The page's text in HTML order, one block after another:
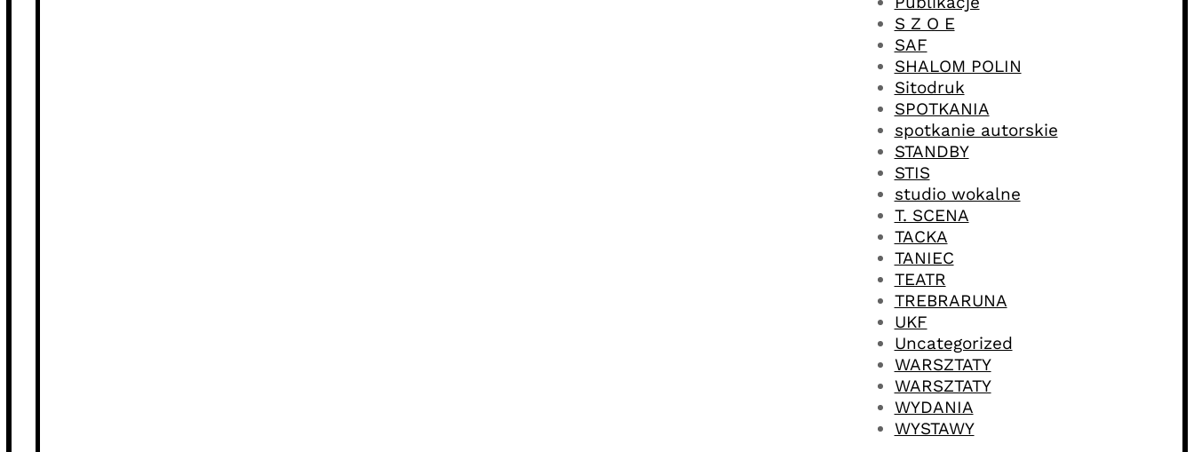
S Z O E
SAF
SHALOM POLIN
Sitodruk
SPOTKANIA
spotkanie autorskie
STANDBY
STIS
studio wokalne
T. SCENA
TACKA
TANIEC
TEATR
TREBRARUNA
UKF
Uncategorized
WARSZTATY
WARSZTATY
WYDANIA
WYSTAWY